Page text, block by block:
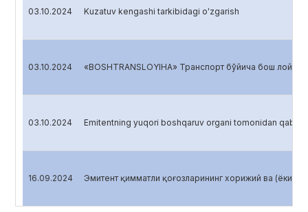
03.10.2024 Kuzatuv kengashi tarkibidagi o'zgarish
03.10.2024 «BOSHTRANSLOYIHA» Транспорт бўйича бош
03.10.2024 Emitentning yuqori boshqaruv organi tomonidan qabul
16.09.2024 Эмитент қимматли қоғозларининг хорижий ва (ёки)